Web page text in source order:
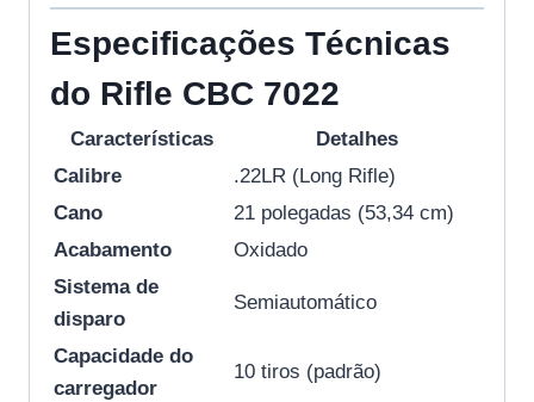
Especificações Técnicas
do Rifle CBC 7022
Características
Detalhes
Calibre
.22LR (Long Rifle)
Cano
21 polegadas (53,34 cm)
Acabamento
Oxidado
Sistema de
disparo
Semiautomático
Capacidade do
carregador
10 tiros (padrão)